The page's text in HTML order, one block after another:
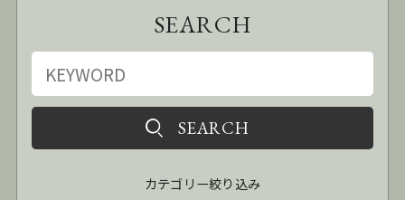
SEARCH
カテゴリー絞り込み